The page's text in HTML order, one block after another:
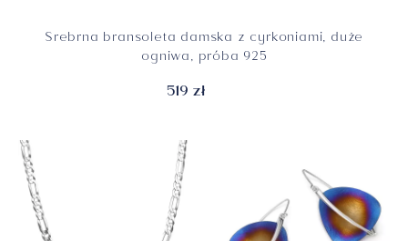
Srebrna bransoleta damska z cyrkoniami, duże
ogniwa, próba 925
519 zł